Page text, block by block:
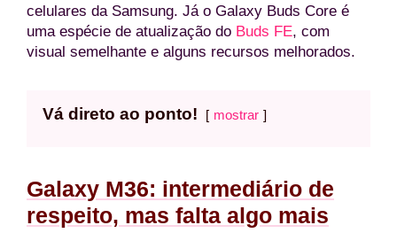
celulares da Samsung. Já o Galaxy Buds Core é
uma espécie de atualização do Buds FE, com
visual semelhante e alguns recursos melhorados.
Vá direto ao ponto! mostrar
Galaxy M36: intermediário de
respeito, mas falta algo mais